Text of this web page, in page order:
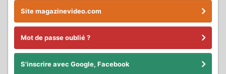
Site magazinevideo.com
Mot de passe oublié ?
S'inscrire avec Google, Facebook